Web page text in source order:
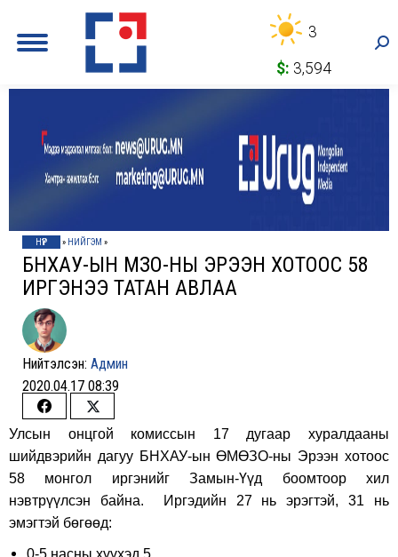
3
$: 3,594
НҮҮР » НИЙГЭМ »
БНХАУ-ЫН ӨМӨЗО-НЫ ЭРЭЭН ХОТООС 58
ИРГЭНЭЭ ТАТАН АВЛАА
Нийтэлсэн: Админ
2020.04.17 08:39
Share
Facebook
Share
on
Twitter
Улсын онцгой комиссын 17 дугаар хуралдааны
шийдвэрийн дагуу БНХАУ-ын ӨМӨЗО-ны Эрээн хотоос
58 монгол иргэнийг Замын-Үүд боомтоор хил
нэвтрүүлсэн байна. Иргэдийн 27 нь эрэгтэй, 31 нь
эмэгтэй бөгөөд:
0-5 насны хүүхэд 5